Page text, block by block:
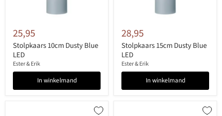
25,95
Stolpkaars 10cm Dusty Blue
LED
Ester & Erik
In winkelmand
28,95
Stolpkaars 15cm Dusty Blue
LED
Ester & Erik
In winkelmand